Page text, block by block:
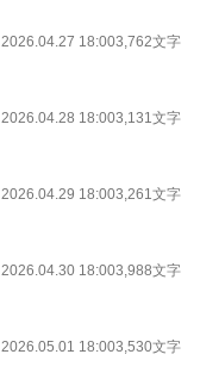
2026.04.27 18:003,762文字
2026.04.28 18:003,131文字
2026.04.29 18:003,261文字
2026.04.30 18:003,988文字
2026.05.01 18:003,530文字